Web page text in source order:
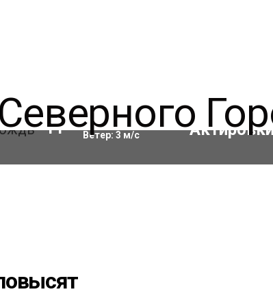
11°C Влажность:94%
Ветер: 3 м/с